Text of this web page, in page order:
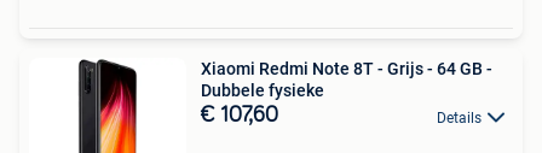
Xiaomi Redmi Note 8T - Grijs - 64 GB -
Dubbele fysieke
€ 107,60 Details